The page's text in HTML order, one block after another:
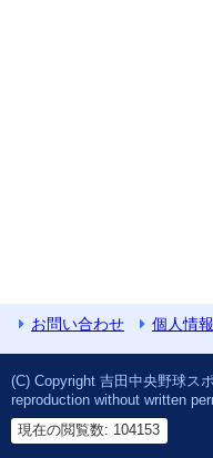
お問い合わせ 個人情
(C) Copyright 吉田中央野球ス
reproduction without written
現在の閲覧数: 104153